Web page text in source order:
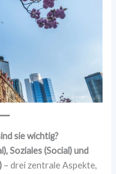
sie wichtig?
Soziales (Social) und
– drei zentrale Aspekte,